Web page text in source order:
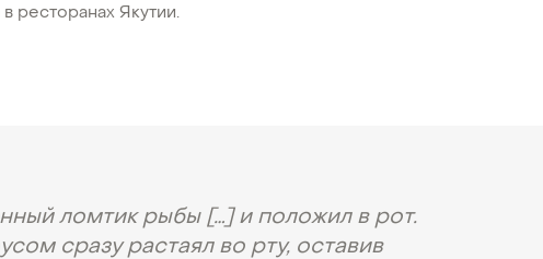
ресторанах Якутии.
ломтик рыбы […] и положил в рот.
сразу растаял во рту, оставив